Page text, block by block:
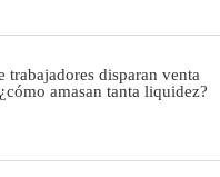
trabajadores disparan venta
amasan tanta liquidez?